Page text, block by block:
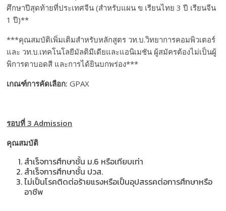
ศึกษาปีสุดท้ายที่ประเทศจีน (สำหรับแผน ข เรียนไทย 3 ปี เรียนจีน
1 ปี)**
***คุณสมบัติเพิ่มเติมสำหรับหลักสูตร วท.บ.วิทยาการคอมพิวเตอร์
และ วท.บ.เทคโนโลยีมัลติมีเดียและแอนิเมชัน ผู้สมัครต้องไม่เป็นผู้
พิการตาบอดสี และการได้ยินบกพร่อง***
เกณฑ์การคัดเลือก: GPAX
รอบที่ 3Admission
คุณสมบัติ
สำเร็จการศึกษาชั้น ม.6 หรือเทียบเท่า
สำเร็จการศึกษาชั้น ปวส.
ไม่เป็นโรคติดต่อร้ายแรงหรือเป็นอุปสรรคต่อการศึกษาหรือ
อาชีพ